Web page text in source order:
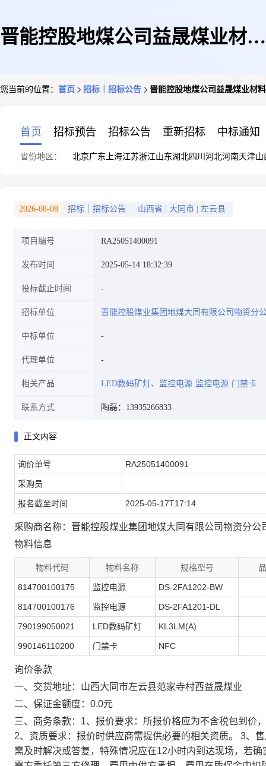
晋能控股地煤公司益晟煤业材料
(晋能控股煤业集团地煤大同有
限公司物资分公司-采购部)
您当前的位置： 首页 招标｜招标公告 晋能控股地煤公司益晟煤业材
首页 招标预告 招标公告 重新招标 中标通知
省份地区： 北京广东 上海江苏浙江山东湖北四川 河北河南天津山
2026-08-08 招标｜招标公告 山西省 大同市 左云县
项目编号 RA25051400091
发布时间 2025-05-14 18:32:39
投标截止时间
招标单位 晋能控股煤业集团地煤大同有限公司物资分
中标单位
代理单位
相关产品 LED数码矿灯、监控电源 监控电源 门禁卡
联系方式 陶磊：13935266833
正文内容
询价单号 RA25051400091
采购员
报名截至时间 2025-05-17T17:14
采购商名称：晋能控股煤业集团地煤大同有限公司物资分公
物料信息
物料代码 物料名称 规格型号
814700100175 监控电源 DS-2FA1202-BW
814700100176 监控电源 DS-2FA1201-DL
790199050021 LED数码矿灯 KL3LM(A)
990146110200 门禁卡 NFC
询价条款
一、交货地址：山西大同市左云县范家寺村西益晟煤业
二、保证金额度：0.0元
三、商务条款：1、报价要求：所报价格应为不含税包到价
2、资质要求：报价时供应商需提供必要的相关资质。 3、
需及时解决或答复，特殊情况应在12小时内到达现场，若